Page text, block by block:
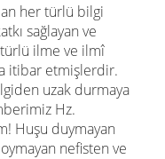
her türlü bilgi
sağlayan ve
ilme ve ilmî
itibar etmişlerdir.
uzak durmaya
Hz.
Huşu duymayan
nefisten ve